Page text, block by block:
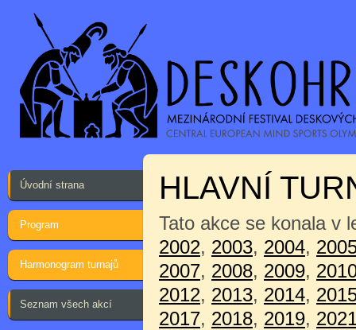
Úvodní strana
Program
Harmonogram turnajů
Seznam všech akcí
HLAVNÍ
Tato akce se konala v
2002, 2003, 2004,
2007, 2008, 2009,
2012, 2013, 2014,
2017, 2018, 2019,